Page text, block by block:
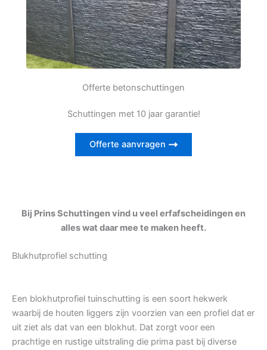
Offerte betonschuttingen
Schuttingen met 10 jaar garantie!
Offerte aanvragen
Bij Prins Schuttingen vind u veel erfafscheidingen en
alles wat daar mee te maken heeft.
Blukhutprofiel schutting
Een blokhutprofiel tuinschutting is een soort hekwerk
waarbij de houten liggers zijn voorzien van een profiel dat er
uit ziet als dat van een blokhut. Dat zorgt voor een
prachtige en rustige uitstraling die prima past bij diverse